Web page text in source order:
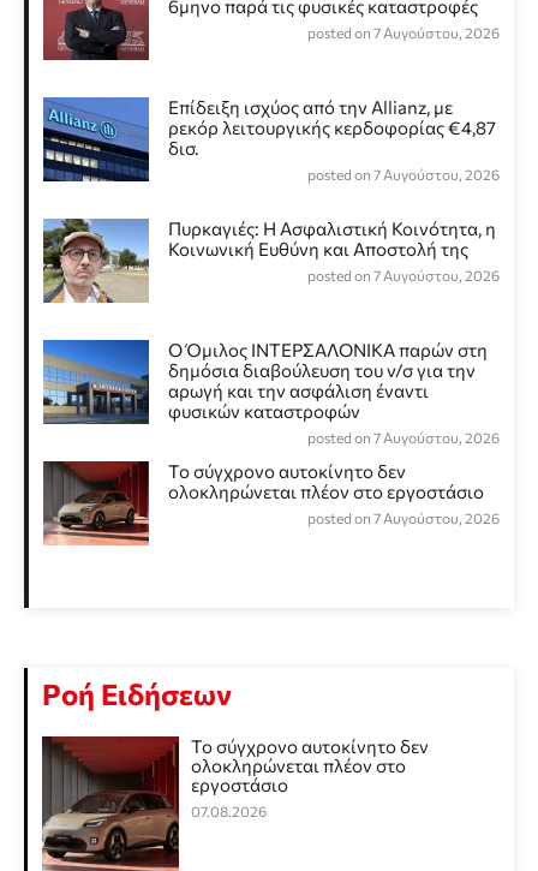
6μηνο παρά τις φυσικές καταστροφές
posted on 7 Αυγούστου, 2026
Επίδειξη ισχύος από την Allianz, με
ρεκόρ λειτουργικής κερδοφορίας €4,87
δισ.
posted on 7 Αυγούστου, 2026
Πυρκαγιές: Η Ασφαλιστική Κοινότητα, η
Κοινωνική Ευθύνη και Αποστολή της
posted on 7 Αυγούστου, 2026
Ο Όμιλος ΙΝΤΕΡΣΑΛΟΝΙΚΑ παρών στη
δημόσια διαβούλευση του ν/σ για την
αρωγή και την ασφάλιση έναντι
φυσικών καταστροφών
posted on 7 Αυγούστου, 2026
Το σύγχρονο αυτοκίνητο δεν
ολοκληρώνεται πλέον στο εργοστάσιο
posted on 7 Αυγούστου, 2026
Ροή Ειδήσεων
Το σύγχρονο αυτοκίνητο δεν
ολοκληρώνεται πλέον στο
εργοστάσιο
07.08.2026